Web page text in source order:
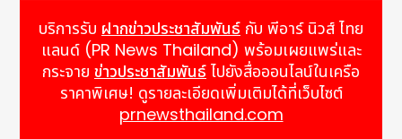
บริการรับ ฝากข่าวประชาสัมพันธ์ กับ พีอาร์ นิวส์ ไทย
แลนด์ (PR News Thailand) พร้อมเผยแพร่และ
กระจาย ข่าวประชาสัมพันธ์ ไปยังสื่อออนไลน์ในเครือ
ราคาพิเศษ! ดูรายละเอียดเพิ่มเติมได้ที่เว็บไซต์
prnewsthailand.com